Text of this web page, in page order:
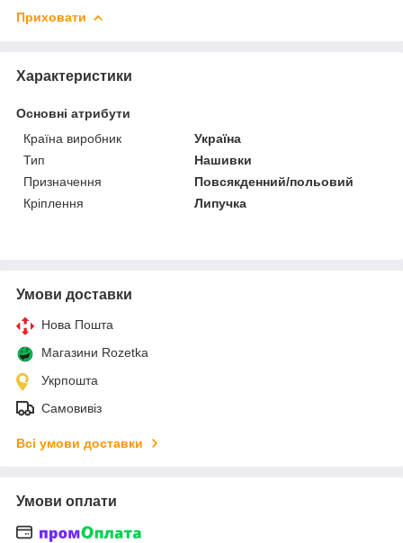
Приховати
Характеристики
Основні атрибути
Країна виробник
Україна
Тип
Нашивки
Призначення
Повсякденний/польовий
Кріплення
Липучка
Умови доставки
Нова Пошта
Магазини Rozetka
Укрпошта
Самовивіз
Всі умови доставки
Умови оплати